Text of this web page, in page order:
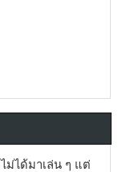
ม่ได้มาเล่น ๆ แต่